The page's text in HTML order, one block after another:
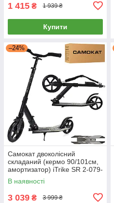
1 415 ₴ 1 939 ₴
Купити
–24%
Самокат двоколісний
складаний (кермо 90/101см,
амортизатор) iTrike SR 2-079-
B Чорний
В наявності
3 039 ₴ 3 999 ₴